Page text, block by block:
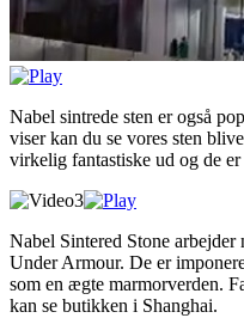
Nabel sintrede sten er også
viser kan du se vores sten
virkelig fantastiske ud og de
Nabel Sintered Stone
Under Armour. De er
som en ægte marmorverden.
kan se butikken i Shanghai.